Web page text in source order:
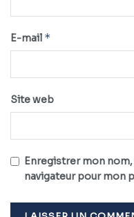
E-mail *
Site web
Enregistrer mon
navigateur pour mon